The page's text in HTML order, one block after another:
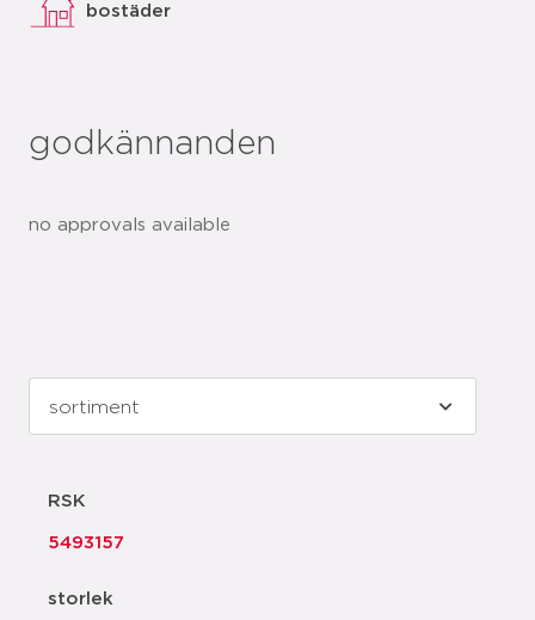
bostäder
godkännanden
no approvals available
RSK
5493157
storlek